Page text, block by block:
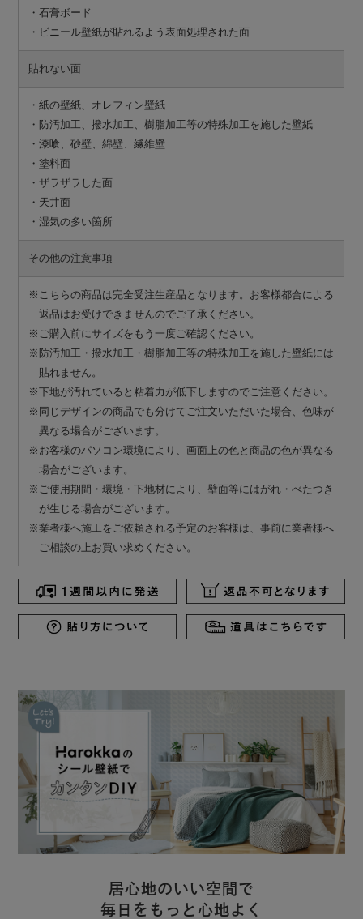
・石膏ボード
・ビニール壁紙が貼れるよう表面処理された面
貼れない面
・紙の壁紙、オレフィン壁紙
・防汚加工、撥水加工、樹脂加工等の特殊加工を施した壁紙
・漆喰、砂壁、綿壁、繊維壁
・塗料面
・ザラザラした面
・天井面
・湿気の多い箇所
その他の注意事項
※こちらの商品は完全受注生産品となります。お客様都合による
返品はお受けできませんのでご了承ください。
※ご購入前にサイズをもう一度ご確認ください。
※防汚加工・撥水加工・樹脂加工等の特殊加工を施した壁紙には
貼れません。
※下地が汚れていると粘着力が低下しますのでご注意ください。
※同じデザインの商品でも分けてご注文いただいた場合、色味が
異なる場合がございます。
※お客様のパソコン環境により、画面上の色と商品の色が異なる
場合がございます。
※ご使用期間・環境・下地材により、壁面等にはがれ・べたつき
が生じる場合がございます。
※業者様へ施工をご依頼される予定のお客様は、事前に業者様へ
ご相談の上お買い求めください。
居心地のいい空間で
毎日をもっと心地よく